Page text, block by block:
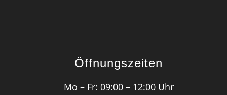
Öffnungszeiten
Mo – Fr: 09:00 – 12:00 Uhr